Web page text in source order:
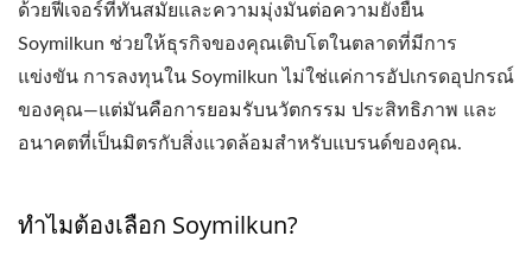
ด้วยฟีเจอร์ที่ทันสมัยและความมุ่งมั่นต่อความยั่งยืน
Soymilkun ช่วยให้ธุรกิจของคุณเติบโตในตลาดที่มีการ
แข่งขัน การลงทุนใน Soymilkun ไม่ใช่แค่การอัปเกรดอุปกรณ์
ของคุณ—แต่มันคือการยอมรับนวัตกรรม ประสิทธิภาพ และ
อนาคตที่เป็นมิตรกับสิ่งแวดล้อมสำหรับแบรนด์ของคุณ.
ทำไมต้องเลือก Soymilkun?